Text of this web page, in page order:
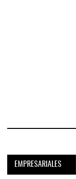
EMPRESARIALES